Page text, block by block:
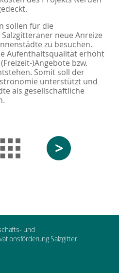
sollen für die
neue Anreize
zu besuchen.
Aufenthaltsqualität erhöht
)Angebote bzw.
Somit soll der
unterstützt und
als gesellschaftliche
>
und
Salzgitter